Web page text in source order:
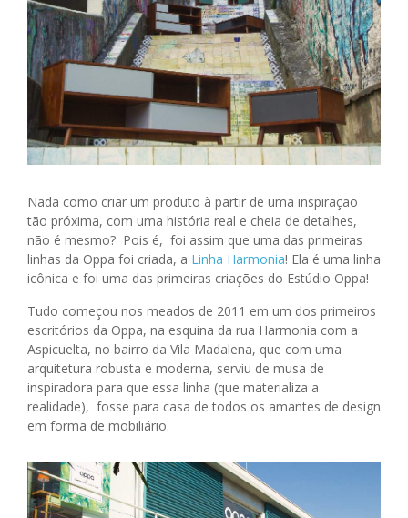
Nada como criar um produto à partir de uma inspiração
tão próxima, com uma história real e cheia de detalhes,
não é mesmo? Pois é, foi assim que uma das primeiras
linhas da Oppa foi criada, a Linha Harmonia! Ela é uma linha
icônica e foi uma das primeiras criações do Estúdio Oppa!
Tudo começou nos meados de 2011 em um dos primeiros
escritórios da Oppa, na esquina da rua Harmonia com a
Aspicuelta, no bairro da Vila Madalena, que com uma
arquitetura robusta e moderna, serviu de musa de
inspiradora para que essa linha (que materializa a
realidade), fosse para casa de todos os amantes de design
em forma de mobiliário.